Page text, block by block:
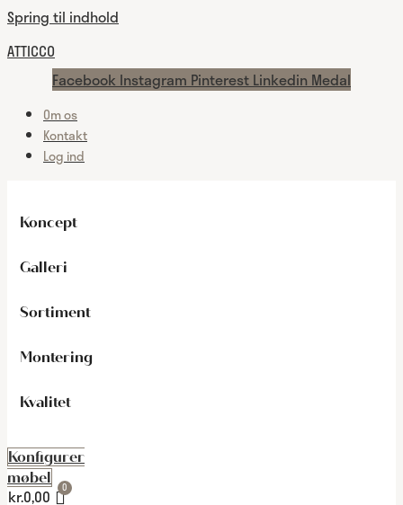
Spring til indhold
ATTICCO
Facebook Instagram Pinterest Linkedin Medal
Om os
Kontakt
Log ind
Koncept
Galleri
Sortiment
Montering
Kvalitet
Konfigurer
møbel
kr.0,00